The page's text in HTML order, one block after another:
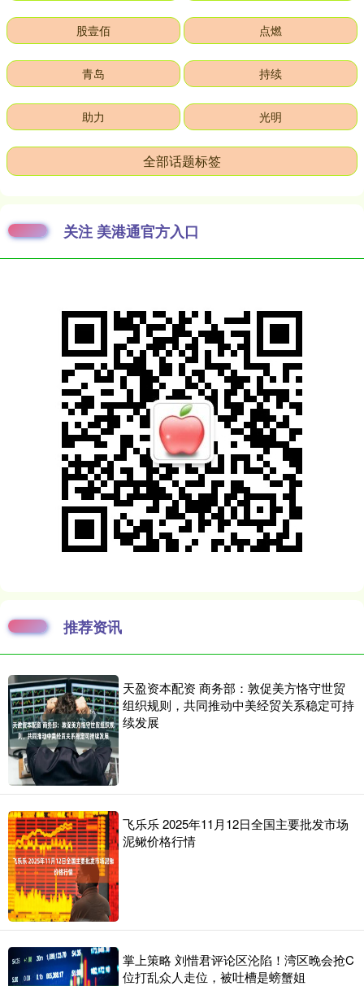
股壹佰 点燃
青岛 持续
助力 光明
全部话题标签
关注 美港通官方入口
推荐资讯
天盈资本配资 商务部：敦促美方恪守世贸
组织规则，共同推动中美经贸关系稳定可持
续发展
飞乐乐 2025年11月12日全国主要批发市场
泥鳅价格行情
掌上策略 刘惜君评论区沦陷！湾区晚会抢C
位打乱众人走位，被吐槽是螃蟹姐